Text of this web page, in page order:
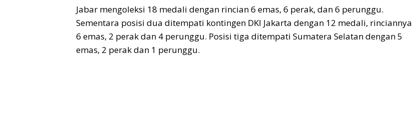
Jabar mengoleksi 18 medali dengan rincian 6 emas, 6 perak, dan 6 perunggu.
Sementara posisi dua ditempati kontingen DKI Jakarta dengan 12 medali, rinciannya
6 emas, 2 perak dan 4 perunggu. Posisi tiga ditempati Sumatera Selatan dengan 5
emas, 2 perak dan 1 perunggu.